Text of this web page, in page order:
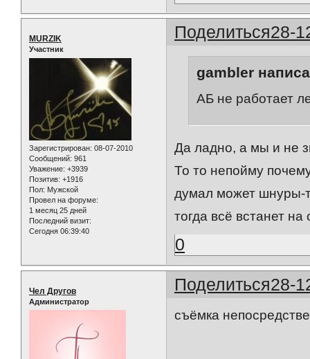
Поделиться28-
MURZIK
Участник
Зарегистрирован: 08-07-2010
Сообщений: 961
Уважение: +3939
Позитив: +1916
Пол: Мужской
Провел на форуме:
1 месяц 25 дней
Последний визит:
Сегодня 06:39:40
gambler
АБ не работает
Да ладно, а мы и не
То то непойму
думал может шнуры-
тогда всё встанет
0
Поделиться28-
Чел Другов
Администратор
съёмка